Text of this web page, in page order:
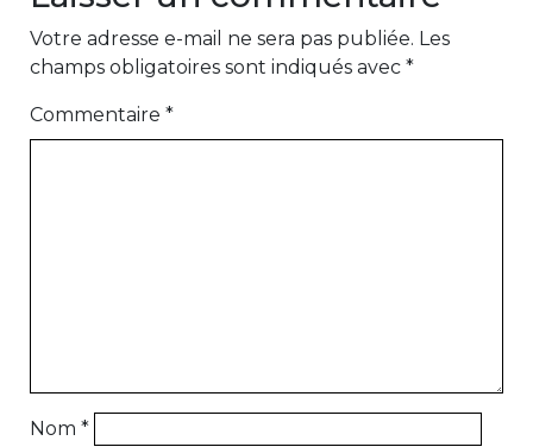
Votre adresse e-mail ne sera pas publiée. Les
champs obligatoires sont indiqués avec *
Commentaire *
Nom *